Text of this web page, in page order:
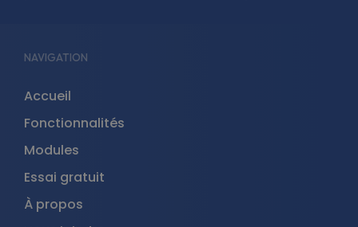
NAVIGATION
Accueil
Fonctionnalités
Modules
Essai gratuit
À propos